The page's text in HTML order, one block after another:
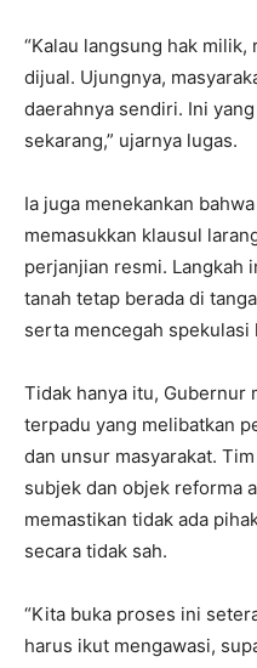
“Kalau langsung hak
dijual. Ujungnya,
daerahnya sendiri. Ini
sekarang,” ujarnya lugas.
Ia juga menekankan
memasukkan klausul
perjanjian resmi. Langkah
tanah tetap berada di
serta mencegah spekulasi
Tidak hanya itu, Gubernur
terpadu yang melibatkan
dan unsur masyarakat.
subjek dan objek reforma
memastikan tidak ada
secara tidak sah.
“Kita buka proses ini
harus ikut mengawasi,